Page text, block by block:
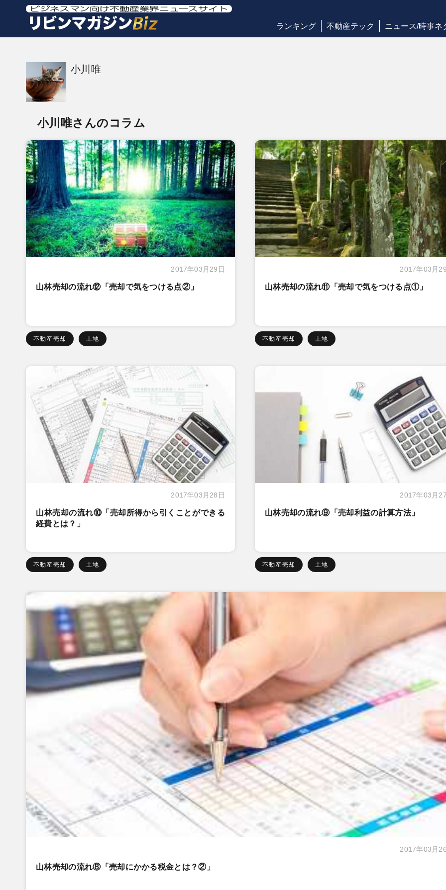
ランキング 不動産テック ニュース/時事ネ
小川唯
小川唯さんのコラム
2017年03月29日
山林売却の流れ⑫「売却で気をつける点②」
不動産売却 土地
2017年03月
山林売却の流れ⑪「売却で気をつける点①」
不動産売却 土地
2017年03月28日
山林売却の流れ⑩「売却所得から引くことができる
経費とは？」
不動産売却 土地
2017年03月
山林売却の流れ⑨「売却利益の計算方法」
不動産売却 土地
2017年03月
山林売却の流れ⑧「売却にかかる税金とは？②」